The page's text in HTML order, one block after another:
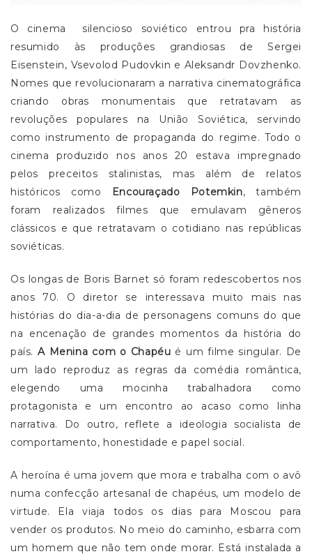
O cinema silencioso soviético entrou pra história
resumido às produções grandiosas de Sergei
Eisenstein, Vsevolod Pudovkin e Aleksandr Dovzhenko.
Nomes que revolucionaram a narrativa cinematográfica
criando obras monumentais que retratavam as
revoluções populares na União Soviética, servindo
como instrumento de propaganda do regime. Todo o
cinema produzido nos anos 20 estava impregnado
pelos preceitos stalinistas, mas além de relatos
históricos como
Encouraçado Potemkin, também
foram realizados filmes que emulavam gêneros
clássicos e que retratavam o cotidiano nas repúblicas
soviéticas.
Os longas de Boris Barnet só foram redescobertos nos
anos 70. O diretor se interessava muito mais nas
histórias do dia-a-dia de personagens comuns do que
na encenação de grandes momentos da história do
país.A Menina com o Chapéu é um filme singular. De
um lado reproduz as regras da comédia romântica,
elegendo uma mocinha trabalhadora como
protagonista e um encontro ao acaso como linha
narrativa. Do outro, reflete a ideologia socialista de
comportamento, honestidade e papel social.
A heroína é uma jovem que mora e trabalha com o avô
numa confecção artesanal de chapéus, um modelo de
virtude. Ela viaja todos os dias para Moscou para
vender os produtos. No meio do caminho, esbarra com
um homem que não tem onde morar. Está instalada a